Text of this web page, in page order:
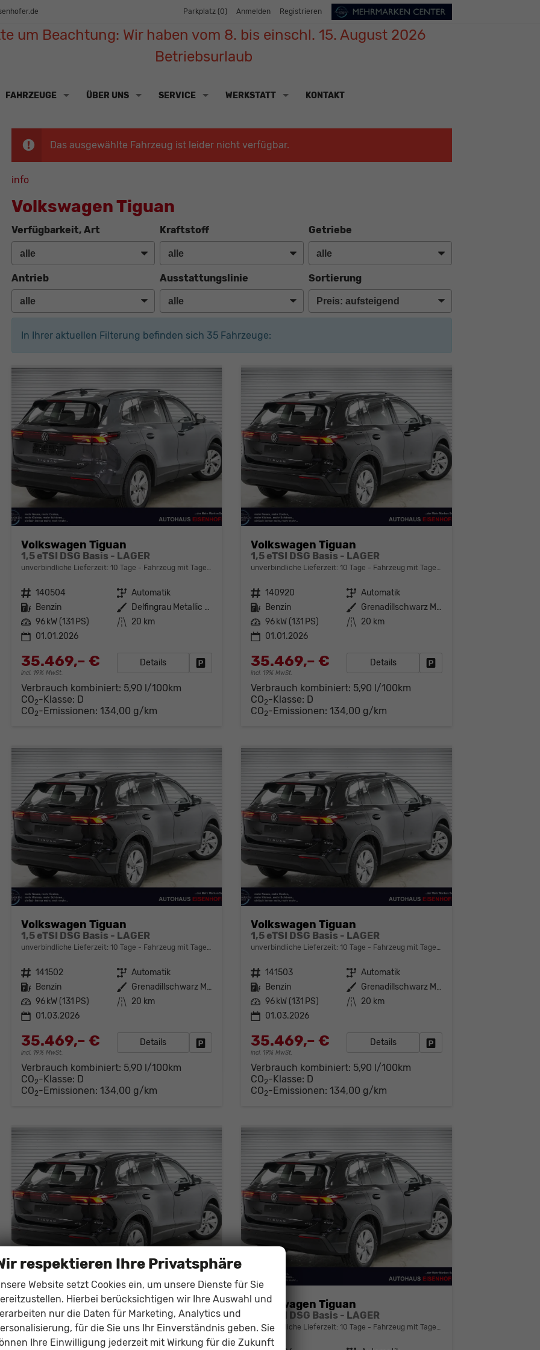
Parkplatz (0) Anmelden Registrieren
um Beachtung: Wir haben vom 8. bis einschl. 15. August 2026
Betriebsurlaub
FAHRZEUGE ÜBER UNS SERVICE WERKSTATT KONTAKT
Das ausgewählte Fahrzeug ist leider nicht verfügbar.
info
Volkswagen Tiguan
Verfügbarkeit, Art Kraftstoff Getriebe
Antrieb Ausstattungslinie Sortierung
In Ihrer aktuellen Filterung befinden sich 35Fahrzeuge:
Volkswagen Tiguan
1,5 eTSI DSG Basis - LAGER
unverbindliche Lieferzeit: 10 Tage Fahrzeug mit Tageszulassung
Fahrzeugnr. 140504 Getriebe Automatik
Kraftstoff Benzin Außenfarbe
Delfingrau Metallic (B0)
Leistung 96 kW (131 PS) Kilometerstand 20 km
01.01.2026
35.469,– €
incl. 19% MwSt.
Details Fahrzeug parken
Verbrauch kombiniert: 5,90 l/100km
CO2-Klasse: D
CO2-Emissionen: 134,00 g/km
Volkswagen Tiguan
1,5 eTSI DSG Basis - LAGER
unverbindliche Lieferzeit:10 Tage Fahrzeug mit Tageszulassung
Fahrzeugnr. 140920 Getriebe Automatik
Kraftstoff Benzin Außenfarbe
Grenadillschwarz Metallic (0E)
Leistung 96 kW (131 PS) Kilometerstand 20 km
01.01.2026
35.469,– €
incl. 19% MwSt.
Details
Verbrauch kombiniert: 5,90 l/100km
CO2-Klasse: D
CO2-Emissionen:134,00 g/km
Volkswagen Tiguan
1,5 eTSI DSG Basis - LAGER
unverbindliche Lieferzeit: 10 Tage Fahrzeug mit Tageszulassung
Fahrzeugnr. 141502 Getriebe Automatik
Kraftstoff Benzin Außenfarbe
Grenadillschwarz Metallic (0E)
Leistung 96 kW (131 PS) Kilometerstand 20 km
01.03.2026
35.469,– €
incl. 19% MwSt.
Details Fahrzeug parken
Verbrauch kombiniert: 5,90 l/100km
CO2-Klasse: D
CO2-Emissionen: 134,00 g/km
Volkswagen Tiguan
1,5 eTSI DSG Basis - LAGER
unverbindliche Lieferzeit:10 Tage Fahrzeug mit Tageszulassung
Fahrzeugnr. 141503 Getriebe Automatik
Kraftstoff Benzin Außenfarbe
Grenadillschwarz Metallic (0E)
Leistung 96 kW (131 PS) Kilometerstand 20 km
01.03.2026
35.469,– €
incl. 19% MwSt.
Details
Verbrauch kombiniert: 5,90 l/100km
CO2-Klasse: D
CO2-Emissionen:134,00 g/km
Volkswagen Tiguan
1,5 eTSI DSG Basis - LAGER
unverbindliche Lieferzeit:10 Tage Fahrzeug mit Tageszulassung
Volkswagen Tiguan
1,5 eTSI DSG Basis - LAGER
unverbindliche Lieferzeit:10 Tage Fahrzeug mit Tageszulassung
Schösser
440 20 - 22
respektieren Ihre Privatsphäre
Website setzt Cookies ein, um unsere Dienste für Sie
Hierbei berücksichtigen wir Ihre Auswahl und
nur die Daten für Marketing, Analytics und
für die Sie uns Ihr Einverständnis geben. Sie
Ihre Einwilligung jederzeit mit Wirkung für die Zukunft